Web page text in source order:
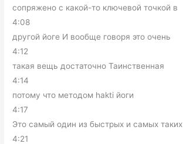
сопряжено с какой-то ключевой точкой в
4:08
другой йоге И вообще говоря это очень
4:12
такая вещь достаточно Таинственная
4:14
потому что методом hakti йоги
4:17
Это самый один из быстрых и самых таких
4:21